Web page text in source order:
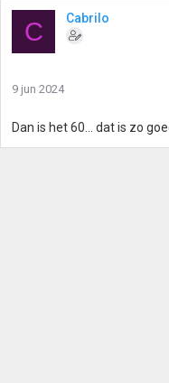
a
d
e
i
g
C Cabrilo
9 jun 2024
Dan is het 60... dat is zo